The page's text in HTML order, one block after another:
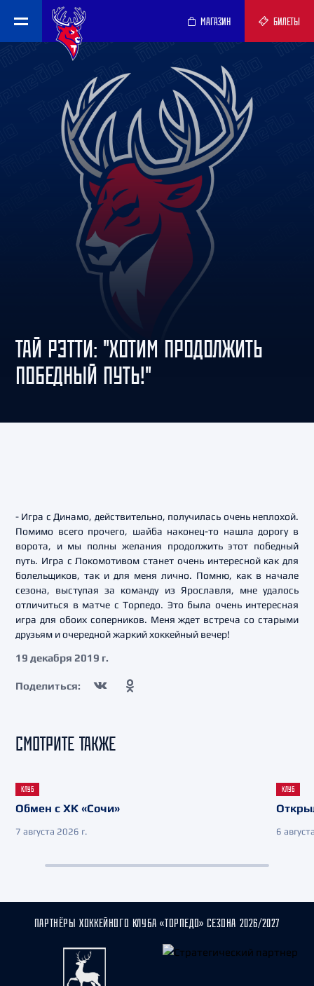
МАГАЗИН БИЛЕТЫ
ТАЙ РЭТТИ: "ХОТИМ ПРОДОЛЖИТЬ
ПОБЕДНЫЙ ПУТЬ!"
- Игра с Динамо, действительно, получилась очень неплохой.
Помимо всего прочего, шайба наконец-то нашла дорогу в
ворота, и мы полны желания продолжить этот победный
путь. Игра с Локомотивом станет очень интересной как для
болельщиков, так и для меня лично. Помню, как в начале
сезона, выступая за команду из Ярославля, мне удалось
отличиться в матче с Торпедо. Это была очень интересная
игра для обоих соперников. Меня ждет встреча со старыми
друзьям и очередной жаркий хоккейный вечер!
19 декабря 2019 г.
Поделиться:
СМОТРИТЕ ТАКЖЕ
КЛУБ
Обмен с ХК «Сочи»
7 августа 2026 г.
КЛУБ
6
ПАРТНЁРЫ ХОККЕЙНОГО КЛУБА «ТОРПЕДО» СЕЗОНА 2026/2027